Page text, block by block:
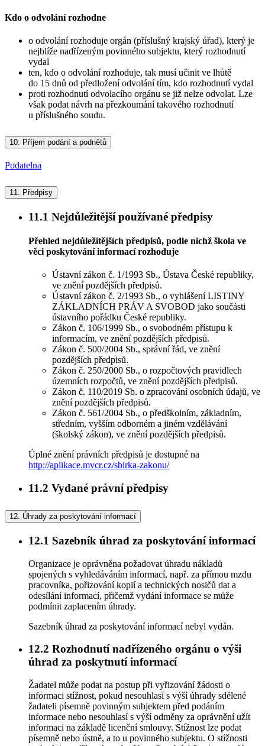
Kdo o odvolání rozhodne
o odvolání rozhoduje orgán (příslušný krajský úřad), který je
nejblíže nadřízeným povinného subjektu, který rozhodnutí
vydal
ten, kdo o odvolání rozhoduje, tak musí učinit ve lhůtě
do 15 dnů od předložení odvolání tím, kdo rozhodnutí vydal
proti rozhodnutí odvolacího orgánu se již nelze odvolat. Lze
však podat návrh na přezkoumání takového rozhodnutí
u příslušného soudu.
10. Příjem podání a podnětů
Podatelna
11. Předpisy
11.1 Nejdůležitější používané předpisy
Přehled nejdůležitějších předpisů, podle nichž škola ve
věci poskytování informací rozhoduje
Ústavní zákon č. 1/1993 Sb., Ústava České republiky,
ve znění pozdějších předpisů.
Ústavní zákon č. 2/1993 Sb., o vyhlášení LISTINY
ZÁKLADNÍCH PRÁV A SVOBOD jako součásti
ústavního pořádku České republiky.
Zákon č. 106/1999 Sb., o svobodném přístupu k
informacím, ve znění pozdějších předpisů.
Zákon č. 500/2004 Sb., správní řád, ve znění
pozdějších předpisů.
Zákon č. 250/2000 Sb., o rozpočtových pravidlech
územních rozpočtů, ve znění pozdějších předpisů.
Zákon č. 110/2019 Sb. o zpracování osobních údajů, ve
znění pozdějších předpisů.
Zákon č. 561/2004 Sb., o předškolním, základním,
středním, vyšším odborném a jiném vzdělávání
(školský zákon), ve znění pozdějších předpisů.
Úplné znění právních předpisů je dostupné na
http://aplikace.mvcr.cz/sbirka-zakonu/
11.2 Vydané právní předpisy
12. Úhrady za poskytování informací
12.1 Sazebník úhrad za poskytování informací
Organizace je oprávněna požadovat úhradu nákladů
spojených s vyhledáváním informací, např. za přímou mzdu
pracovníka, pořizování kopií a technických nosičů dat a
odesílání informací, přičemž vydání informace se může
podmínit zaplacením úhrady.
Sazebník úhrad za poskytování informací nebyl vydán.
12.2 Rozhodnutí nadřízeného orgánu o výši
úhrad za poskytnutí informací
Žadatel může podat na postup při vyřizování žádosti o
informaci stížnost, pokud nesouhlasí s výší úhrady sdělené
žadateli písemně povinným subjektem před podáním
informace nebo nesouhlasí s výší odměny za oprávnění užít
informaci na základě licenční smlouvy. Stížnost lze podat
písemně nebo ústně, a to u povinného subjektu. O stížnosti